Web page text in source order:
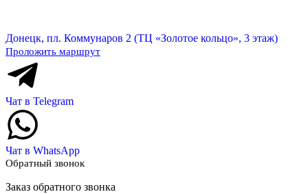
Донецк, пл. Коммунаров 2 (ТЦ «Золотое кольцо», 3 этаж)
Проложить маршрут
Чат в Telegram
Чат в WhatsApp
Обратный звонок
Заказ обратного звонка